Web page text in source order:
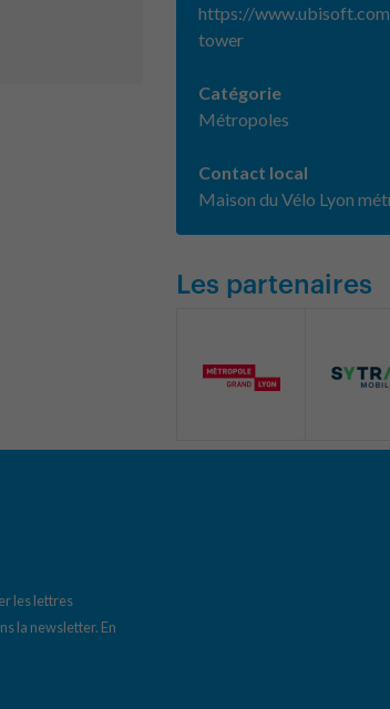
https://
tower
Catégorie
Métropoles
Contact local
Maison du Vélo Lyon
Les partenaires
les lettres
la newsletter. En